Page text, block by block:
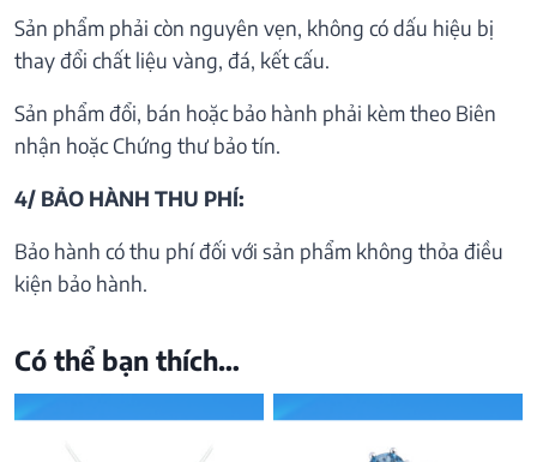
Sản phẩm phải còn nguyên vẹn, không có dấu hiệu bị
thay đổi chất liệu vàng, đá, kết cấu.
Sản phẩm đổi, bán hoặc bảo hành phải kèm theo Biên
nhận hoặc Chứng thư bảo tín.
4/ BẢO HÀNH THU PHÍ:
Bảo hành có thu phí đối với sản phẩm không thỏa điều
kiện bảo hành.
Có thể bạn thích…